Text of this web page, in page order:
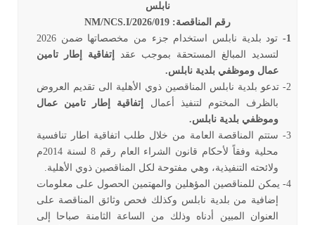
نابلس
رقم المناقصة: NM/NCS.I/2026/019
1-
تود بلدية نابلس استخدام جزء من مخصصاتها ضمن 2026
لتسديد المبالغ المستحقة بموجب عقد
إتفاقية إطار تامين
عمال وموظفي بلدية نابلس.
2-
تدعو بلدية نابلس المناقصين ذوي الأهلية الى تقديم العروض
بالظرف المختوم لتنفيذ أعمال
إتفاقية إطار تامين عمال
وموظفي بلدية نابلس.
3-
ستتم المناقصة العامة من خلال طلب اتفاقية اطار تنافسية
محلية وفقاً لأحكام قانون الشراء العام رقم 8 لسنة 2014م
ولائحته التنفيذية، وهي مفتوحة لكل المناقصين ذوي الأهلية.
4-
يمكن للمناقصين المؤهلين والمهتمين الحصول على معلومات
إضافية من بلدية نابلس وكذلك فحص وثائق المناقصة على
العنوان المبين أدناه وذلك من الساعة الثامنة صباحا إلى